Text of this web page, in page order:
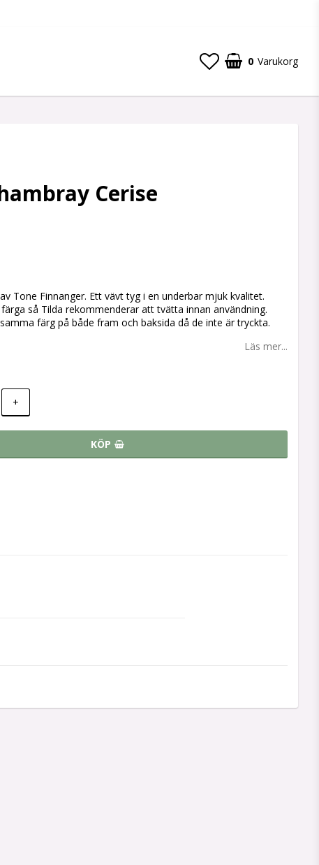
0 Varukorg
Din varukorg är tom
Cerise
Tone Finnanger. Ett vävt tyg i en underbar mjuk kvalitet.
så Tilda rekommenderar att tvätta innan användning.
färg på både fram och baksida då de inte är tryckta.
Läs mer...
+
KÖP